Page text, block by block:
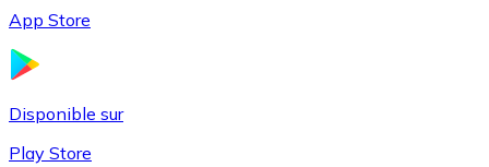
App Store
Disponible sur
Play Store